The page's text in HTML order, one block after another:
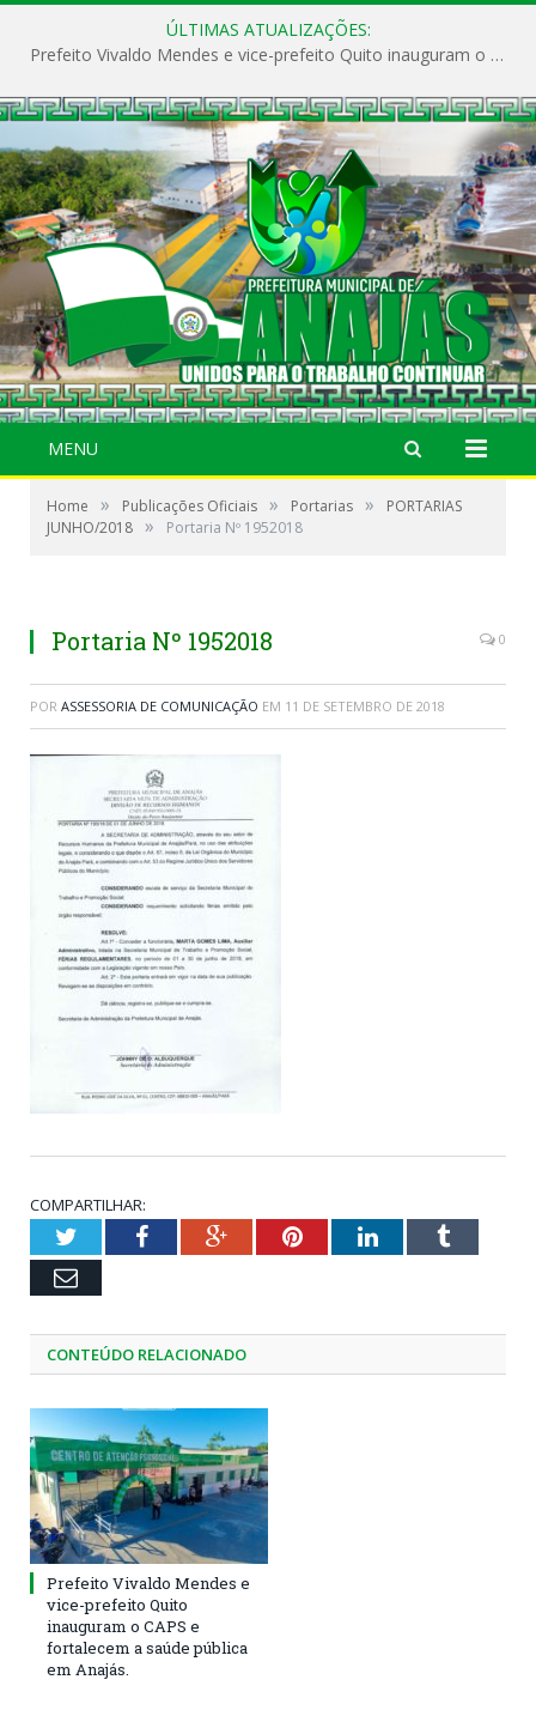
ÚLTIMAS ATUALIZAÇÕES:
Prefeito Vivaldo Mendes e vice-prefeito Quito inauguram o CAPS e fortalecem a saúde pública em Anajás.
MENU
Home » Publicações Oficiais » Portarias »
PORTARIAS
JUNHO/2018 » Portaria Nº 1952018
Portaria Nº 1952018 0
POR ASSESSORIA DE COMUNICAÇÃO EM 11 DE SETEMBRO DE 2018
COMPARTILHAR:
TwitterFacebookGoogle+PinterestLinkedInTumblr
Email
CONTEÚDO RELACIONADO
Prefeito Vivaldo Mendes e
vice-prefeito Quito
inauguram o CAPS e
fortalecem a saúde pública
em Anajás.